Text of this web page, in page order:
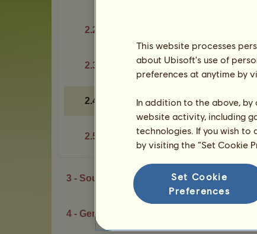
2.2 - Krmivo
2.3 - Vitalita
2.4 - Obchod
2.5 - Černý trh
3 - Soutěže
4 - Genetický potenciál
This website processes
about Ubisoft's use of
preferences at anytime by
In addition to the above, by
website activity, including
technologies. If you wish to
by visiting the “Set Cookie
Set Cookie
Preferences